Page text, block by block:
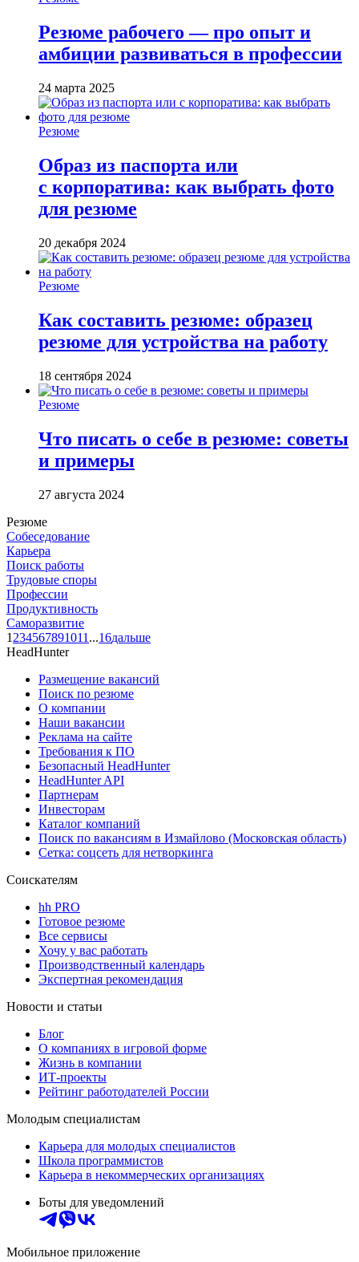
Резюме рабочего — про опыт и
амбиции развиваться в профессии
24 марта 2025
Резюме
Образ из паспорта или
с корпоратива: как выбрать фото
для резюме
20 декабря 2024
Резюме
Как составить резюме: образец
резюме для устройства на работу
18 сентября 2024
Резюме
Что писать о себе в резюме: советы
и примеры
27 августа 2024
Резюме
Собеседование
Карьера
Поиск работы
Трудовые споры
Профессии
Продуктивность
Саморазвитие
1 234567891011 ...16дальше
HeadHunter
Размещение вакансий
Поиск по резюме
О компании
Наши вакансии
Реклама на сайте
Требования к ПО
Безопасный HeadHunter
HeadHunter API
Партнерам
Инвесторам
Каталог компаний
Поиск по вакансиям в Измайлово (Московская область)
Сетка: соцсеть для нетворкинга
Соискателям
hh PRO
Готовое резюме
Все сервисы
Хочу у вас работать
Производственный календарь
Экспертная рекомендация
Новости и статьи
Блог
О компаниях в игровой форме
Жизнь в компании
ИТ-проекты
Рейтинг работодателей России
Молодым специалистам
Карьера для молодых специалистов
Школа программистов
Карьера в некоммерческих организациях
Боты для уведомлений
Мобильное приложение